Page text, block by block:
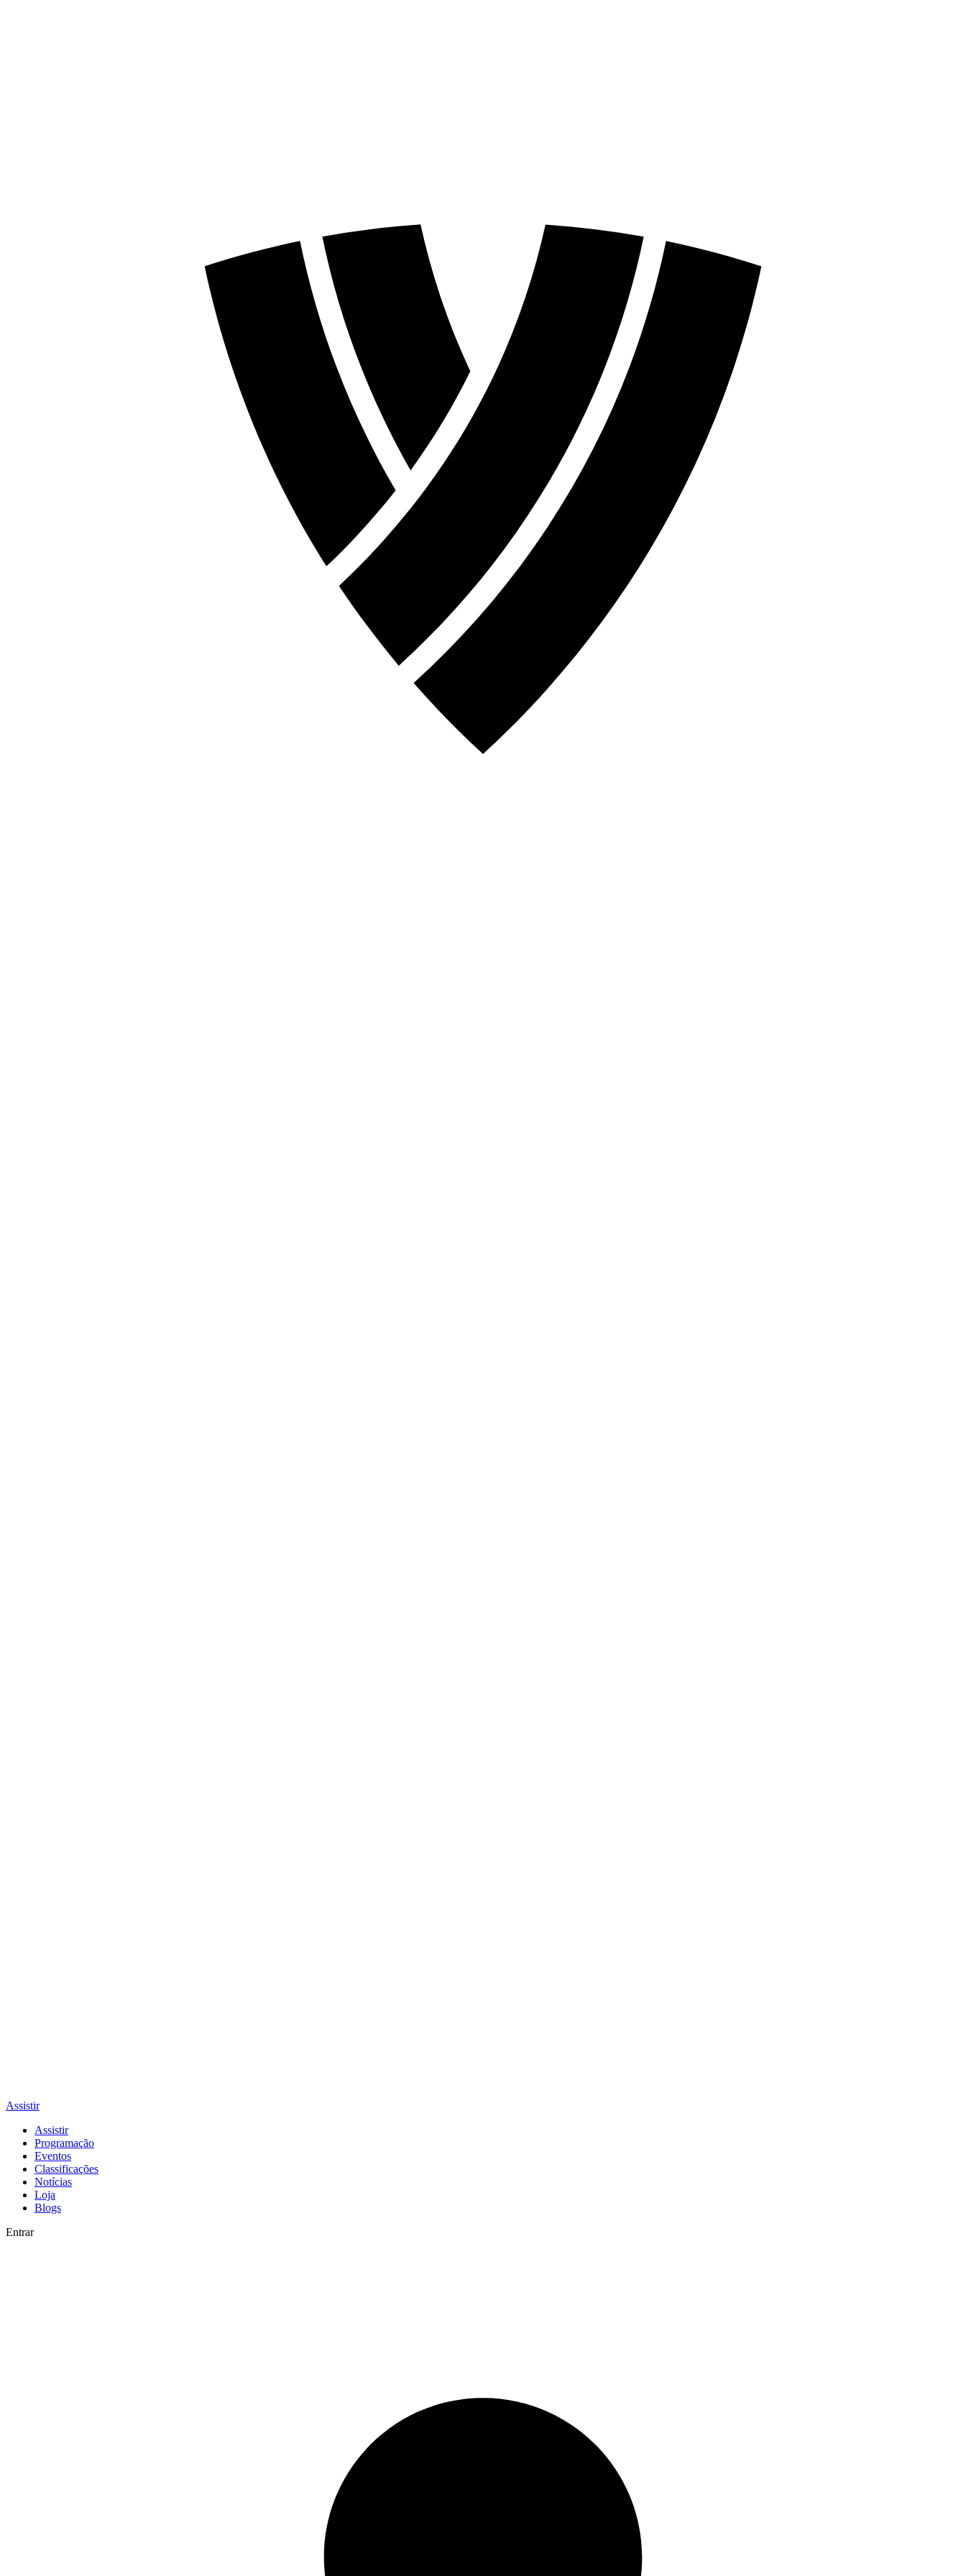
Assistir
Assistir
Programação
Eventos
Classificações
Notícias
Loja
Blogs
Entrar